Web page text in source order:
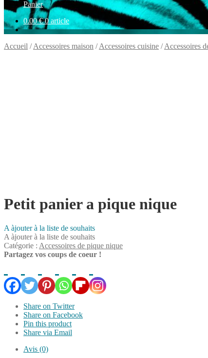
Panier
0.00€ 0 article
Accueil /Accessoires maison /Accessoires cuisine /Accessoires
Petit panier a pique nique
A àjouter à la liste de souhaits
A àjouter à la liste de souhaits
Catégorie : Accessoires de pique nique
Partagez vos coups de coeur !
Share on Twitter
Share on Facebook
Pin this product
Share via Email
Avis (0)